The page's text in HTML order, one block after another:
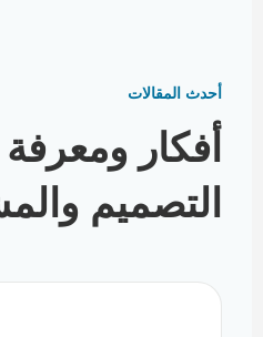
أحدث المقالات
أفكار
التصميم